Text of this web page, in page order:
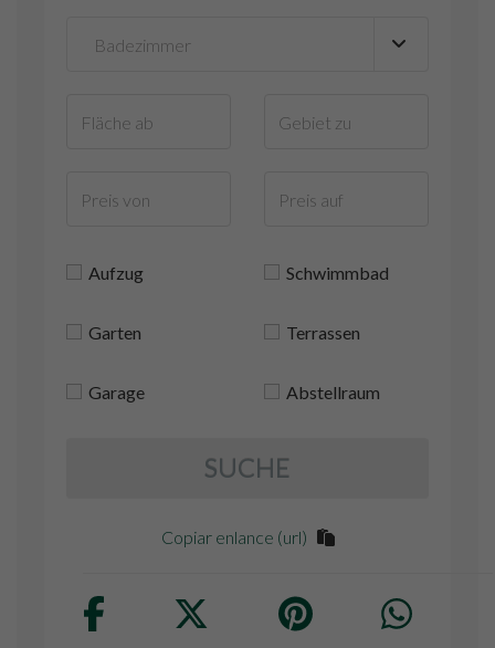
Aufzug Schwimmbad
Garten Terrassen
Garage Abstellraum
SUCHE
Copiar enlance (url)